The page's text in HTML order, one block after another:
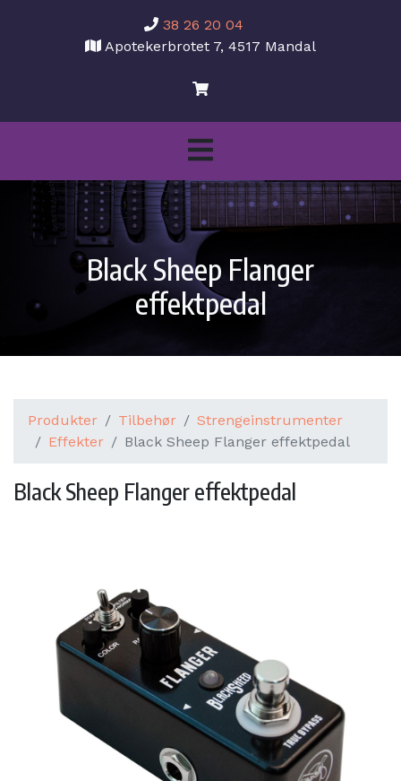
38 26 20 04
Apotekerbrotet 7, 4517 Mandal
Black Sheep Flanger
effektpedal
Produkter Tilbehør
Strengeinstrumenter
Effekter
Black Sheep Flanger effektpedal
Black Sheep Flanger effektpedal